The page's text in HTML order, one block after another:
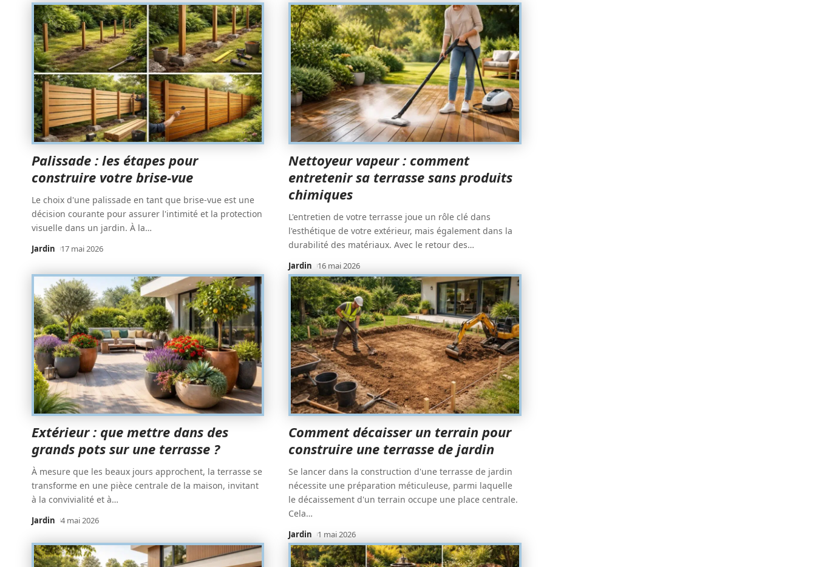
Palissade : les étapes pour
construire votre brise-vue
Le choix d'une palissade en tant que brise-vue est une
décision courante pour assurer l'intimité et la protection
visuelle dans un jardin. À la…
Jardin 17 mai 2026
Nettoyeur vapeur : comment
entretenir sa terrasse sans produits
chimiques
L'entretien de votre terrasse joue un rôle clé dans
l'esthétique de votre extérieur, mais également dans la
durabilité des matériaux. Avec le retour des…
Jardin 16 mai 2026
Extérieur : que mettre dans des
grands pots sur une terrasse ?
À mesure que les beaux jours approchent, la terrasse se
transforme en une pièce centrale de la maison, invitant
à la convivialité et à…
Jardin 4 mai 2026
Comment décaisser un terrain pour
construire une terrasse de jardin
Se lancer dans la construction d'une terrasse de jardin
nécessite une préparation méticuleuse, parmi laquelle
le décaissement d'un terrain occupe une place centrale.
Cela…
Jardin 1 mai 2026